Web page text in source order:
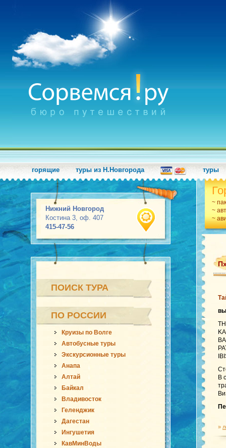
горящие туры из Н.Новгорода туры
Нижний Новгород
Костина 3, оф. 407
415-47-56
~
~
~
ПОИСК ТУРА
ПО РОССИИ
Круизы по Волге
Автобусные туры
Экскурсионные туры
Анапа
Алтай
Байкал
Владивосток
Геленджик
Дагестан
Ингушетия
КавМинВоды
В
»